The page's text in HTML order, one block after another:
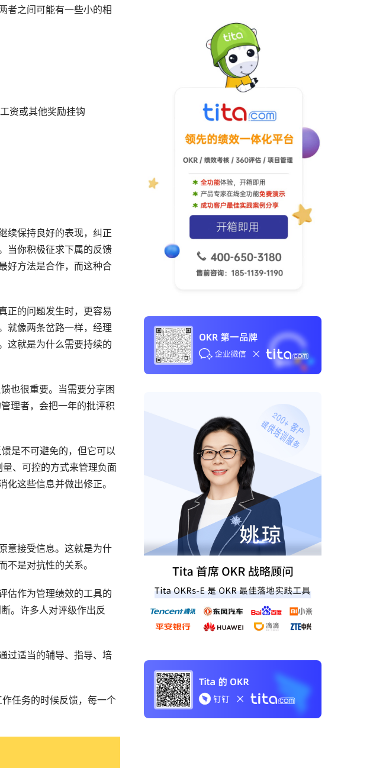
者之间可能有一些小的相
资或其他奖励挂钩
续保持良好的表现，纠正
当你积极征求下属的反馈
好方法是合作，而这种合
正的问题发生时，更容易
就像两条岔路一样，经理
这就是为什么需要持续的
理者，会把一年的批评积
是不可避免的，但它可以
、可控的方式来管理负面
这些信息并做出修正。
意接受信息。这就是为什
是对抗性的关系。
估作为管理绩效的工具的
。许多人对评级作出反
过适当的辅导、指导、培
任务的时候反馈，每一个